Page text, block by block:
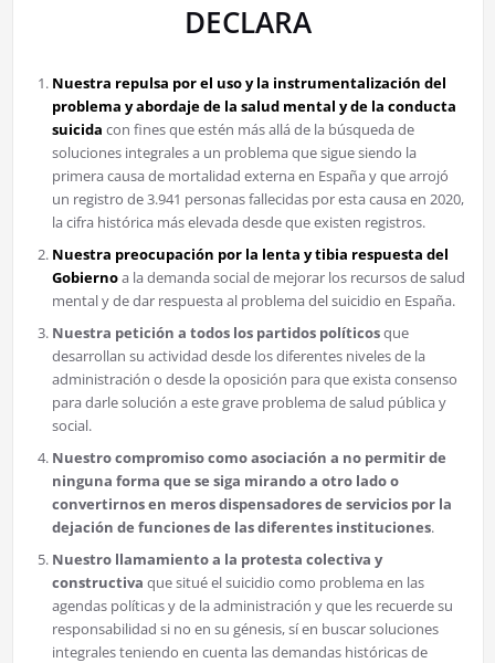
DECLARA
Nuestra repulsa por el uso y la instrumentalización del
problema y abordaje de la salud mental y de la conducta
suicida con fines que estén más allá de la búsqueda de
soluciones integrales a un problema que sigue siendo la
primera causa de mortalidad externa en España y que arrojó
un registro de 3.941 personas fallecidas por esta causa en 2020,
la cifra histórica más elevada desde que existen registros.
Nuestra preocupación por la lenta y tibia respuesta del
Gobiernoa la demanda social de mejorar los recursos de salud
mental y de dar respuesta al problema del suicidio en España.
Nuestra petición a todos los partidos políticosque
desarrollan su actividad desde los diferentes niveles de la
administración o desde la oposición para que exista consenso
para darle solución a este grave problema de salud pública y
social.
Nuestro compromiso como asociación a no permitir de
ninguna forma que se siga mirando a otro lado o
convertirnos en meros dispensadores de servicios por la
dejación de funciones de las diferentes instituciones.
Nuestro llamamiento a la protesta colectiva y
constructiva que situé el suicidio como problema en las
agendas políticas y de la administración y que les recuerde su
responsabilidad si no en su génesis, sí en buscar soluciones
integrales teniendo en cuenta las demandas históricas de